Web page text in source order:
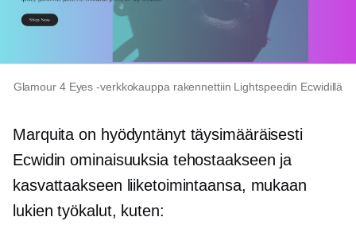
Glamour 4 Eyes -verkkokauppa rakennettiin Lightspeedin Ecwidillä
Marquita on hyödyntänyt täysimääräisesti
Ecwidin ominaisuuksia tehostaakseen ja
kasvattaakseen liiketoimintaansa, mukaan
lukien työkalut, kuten: